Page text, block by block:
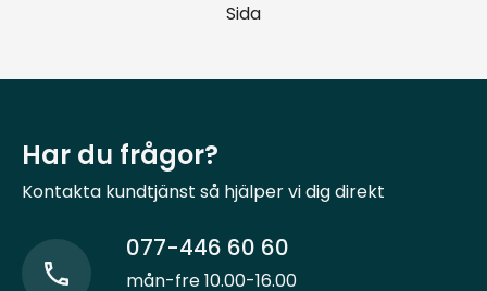
Sida
Har du frågor?
Kontakta kundtjänst så hjälper vi dig direkt
077-446 60 60
mån-fre 10.00-16.00